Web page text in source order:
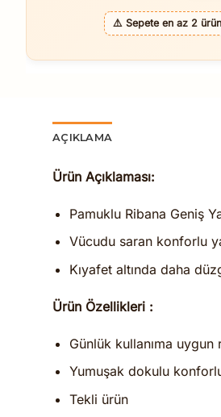
⚠️ Sepete en az 2
AÇIKLAMA
Ürün Açıklaması:
Pamuklu Ribana Geniş
Vücudu saran konforlu
Kıyafet altında daha
Ürün Özellikleri :
Günlük kullanıma
Yumuşak dokulu
Tekli ürün